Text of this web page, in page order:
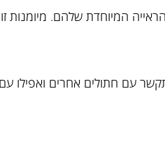
המיוחדת שלהם. מיומנות
עם חתולים אחרים